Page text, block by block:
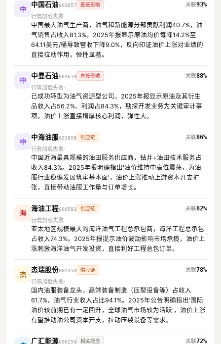
中
中国石油601857 直接影响
93%
行情加载失败
中国最大油气生产商，油气和新能源分部贡献利润40.7%，油
气销售占收入81.3%。2025年报显示原油均价每降14.2%至
64.11美元/桶导致营收下降9.0%，反向印证油价上涨对业绩的
直接拉动作用，弹性显著。
中
中曼石油603619 直接影响
88%
行情加载失败
已成功转型为油气资源型公司，2025年报显示原油及其衍生
品收入占56.2%、利润占84.3%，勘探开发业务为关键审计事
项。油价上涨直接增厚核心利润，弹性大。
中
中海油服601808 供应链
86%
行情加载失败
中国近海最具规模的油田服务供应商，钻井+油田技术服务占
收入84.3%。2025年报明确指出'油价维持中高位震荡，为油
服行业稳健发展筑牢基本面'，油价上涨推动上游资本开支扩
张，直接带动油服工作量与订单增长。
海
海油工程600583 供应链
82%
行情加载失败
亚太地区规模最大的海洋油气工程总承包商，海洋工程总承包
占收入74.3%。2025年报提示油价波动影响市场承揽，油价上
涨刺激海洋油气开发投资，直接利好工程总包订单。
杰
杰瑞股份002353 供应链
78%
行情加载失败
国内油服装备龙头，高端装备制造（压裂设备等）占收入
61.7%，油气行业收入占比94.1%。2025年公告明确指出'国际
油价较前期已有一定回升，全球油气市场较为活跃'，油价上涨
有望推动油公司资本开支，拉动压裂设备等需求。
广汇能源600256 相关概念 72%